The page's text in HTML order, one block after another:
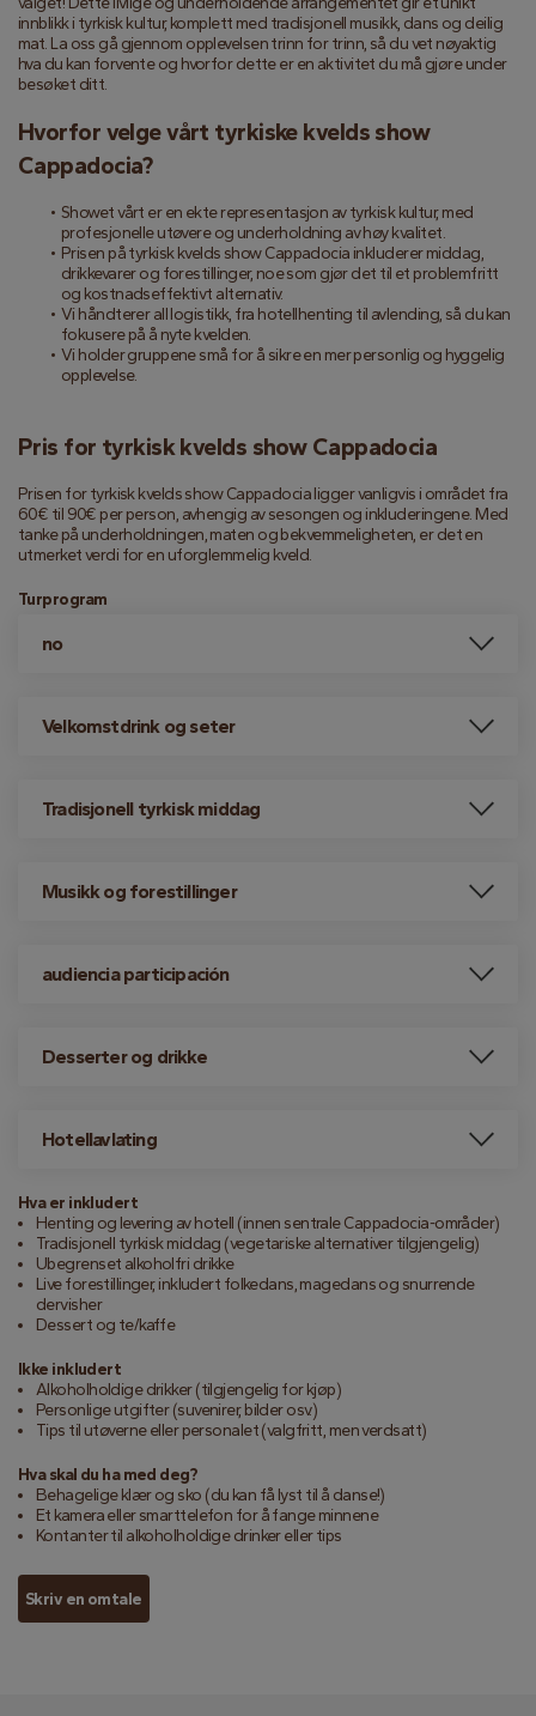
innblikk i tyrkisk kultur, komplett med tradisjonell musikk, dans og deilig
mat. La oss gå gjennom opplevelsen trinn for trinn, så du vet nøyaktig
hva du kan forvente og hvorfor dette er en aktivitet du må gjøre under
besøket ditt.
Hvorfor velge vårt tyrkiske kvelds show
Cappadocia?
Showet vårt er en ekte representasjon av tyrkisk kultur, med
profesjonelle utøvere og underholdning av høy kvalitet.
Prisen på tyrkisk kvelds show Cappadocia inkluderer middag,
drikkevarer og forestillinger, noe som gjør det til et problemfritt
og kostnadseffektivt alternativ.
Vi håndterer all logistikk, fra hotellhenting til avlending, så du kan
fokusere på å nyte kvelden.
Vi holder gruppene små for å sikre en mer personlig og hyggelig
opplevelse.
Pris for tyrkisk kvelds show Cappadocia
Prisen for tyrkisk kvelds show Cappadocia ligger vanligvis i området fra
60€ til 90€ per person, avhengig av sesongen og inkluderingene. Med
tanke på underholdningen, maten og bekvemmeligheten, er det en
utmerket verdi for en uforglemmelig kveld.
Turprogram
no
Velkomstdrink og seter
Tradisjonell tyrkisk middag
Musikk og forestillinger
audiencia participación
Desserter og drikke
Hotellavlating
Hva er inkludert
Henting og levering av hotell (innen sentrale Cappadocia-områder)
Tradisjonell tyrkisk middag (vegetariske alternativer tilgjengelig)
Ubegrenset alkoholfri drikke
Live forestillinger, inkludert folkedans, magedans og snurrende
dervisher
Dessert og te/kaffe
Ikke inkludert
Alkoholholdige drikker (tilgjengelig for kjøp)
Personlige utgifter (suvenirer, bilder osv.)
Tips til utøverne eller personalet (valgfritt, men verdsatt)
Hva skal du ha med deg?
Behagelige klær og sko (du kan få lyst til å danse!)
Et kamera eller smarttelefon for å fange minnene
Kontanter til alkoholholdige drinker eller tips
Skriv en omtale